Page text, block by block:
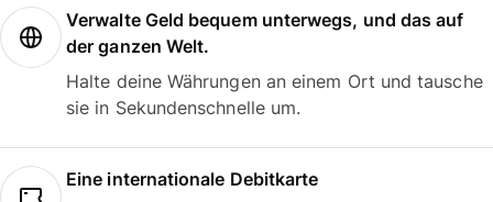
Verwalte Geld bequem unterwegs, und das auf
der ganzen Welt.
Halte deine Währungen an einem Ort und tausche
sie in Sekundenschnelle um.
Eine internationale Debitkarte